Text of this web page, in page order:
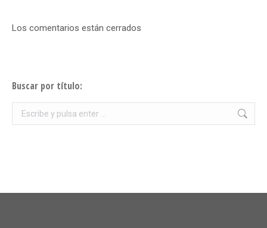
Los comentarios están cerrados
Buscar por título:
Buscar: